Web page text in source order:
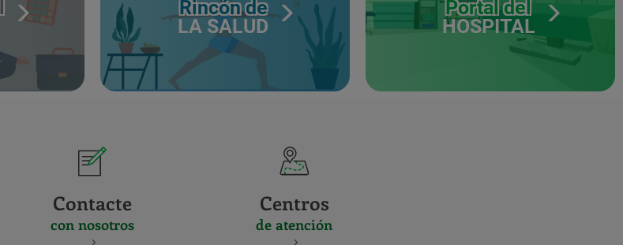
Rincón de
LA SALUD
Portal del
HOSPITAL
Contacte
con nosotros
Centros
de atención